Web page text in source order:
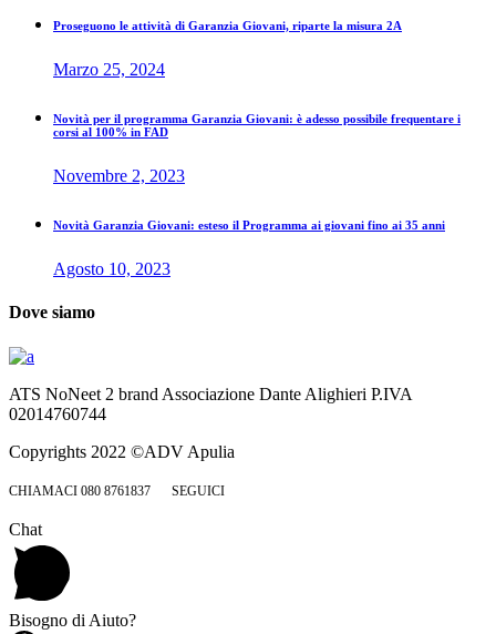
Proseguono le attività di Garanzia Giovani, riparte la misura 2A
Marzo 25, 2024
Novità per il programma Garanzia Giovani: è adesso possibile frequentare i
corsi al 100% in FAD
Novembre 2, 2023
Novità Garanzia Giovani: esteso il Programma ai giovani fino ai 35 anni
Agosto 10, 2023
Dove siamo
ATS NoNeet 2 brand Associazione Dante Alighieri P.IVA
02014760744
Copyrights 2022 ©ADV Apulia
CHIAMACI 080 8761837 SEGUICI
Chat
Bisogno di Aiuto?